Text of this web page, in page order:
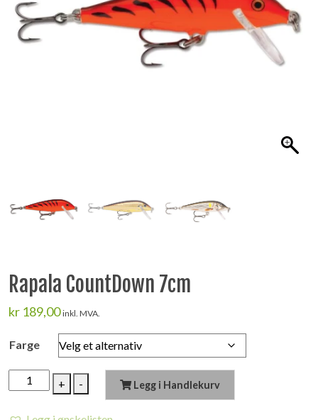
Rapala CountDown 7cm
kr 189,00 inkl. MVA.
Farge
+
Rapala
CountDown
- Legg i Handlekurv